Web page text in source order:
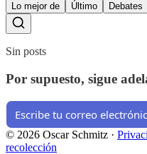
Lo mejor de Último Debates
Sin posts
Por supuesto, sigue
© 2026 Oscar Schmitz ·
recolección